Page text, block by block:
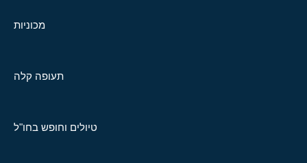
מכוניות
תעופה קלה
טיולים וחופש בחו"ל